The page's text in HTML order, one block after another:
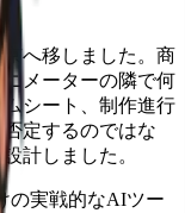
へ移しました。商
メーターの隣で何
シート、制作進行
定するのではな
計しました。
の実戦的なAIツー